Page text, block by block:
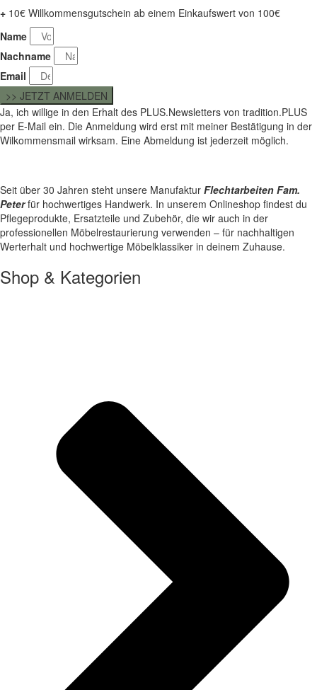
+ 10€ Willkommensgutschein ab einem Einkaufswert von 100€
Name
Nachname
Email
>> JETZT ANMELDEN
Ja, ich willige in den Erhalt des PLUS.Newsletters von tradition.PLUS
per E-Mail ein. Die Anmeldung wird erst mit meiner Bestätigung in der
Wilkommensmail wirksam. Eine Abmeldung ist jederzeit möglich.
Seit über 30 Jahren steht unsere Manufaktur Flechtarbeiten Fam.
Peterfür hochwertiges Handwerk. In unserem Onlineshop findest du
Pflegeprodukte, Ersatzteile und Zubehör, die wir auch in der
professionellen Möbelrestaurierung verwenden – für nachhaltigen
Werterhalt und hochwertige Möbelklassiker in deinem Zuhause.
Shop & Kategorien